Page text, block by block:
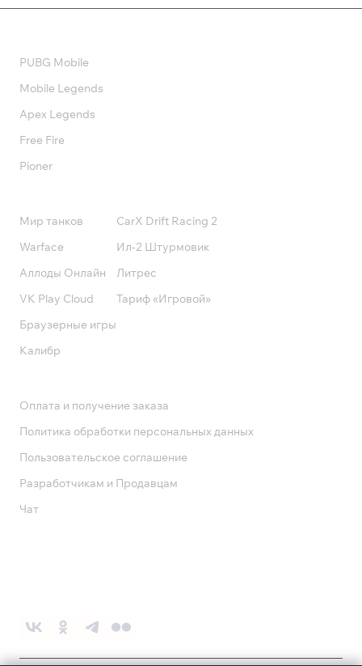
PUBG Mobile
Mobile Legends
Apex Legends
Free Fire
Pioner
Мир танков
Warface
Аллоды Онлайн
VK Play Cloud
Браузерные игры
Калибр
CarX Drift Racing 2
Ил-2 Штурмовик
Литрес
Тариф «Игровой»
Оплата и получение заказа
Политика обработки персональных данных
Пользовательское соглашение
Разработчикам и Продавцам
Чат